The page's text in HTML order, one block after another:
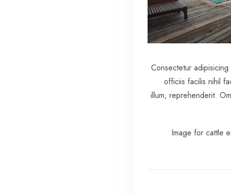
Consectetur
officiis facilis nihil
illum, reprehenderit.
Image for cattle